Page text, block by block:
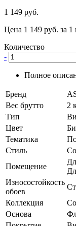
1 149 руб.
Цена 1 149 руб. за 1
Количество
-
Полное
Бренд
Вес брутто
2
Тип
Цвет
Тематика
Стиль
Помещение
Износостойкость
обоев
Коллекция
Основа